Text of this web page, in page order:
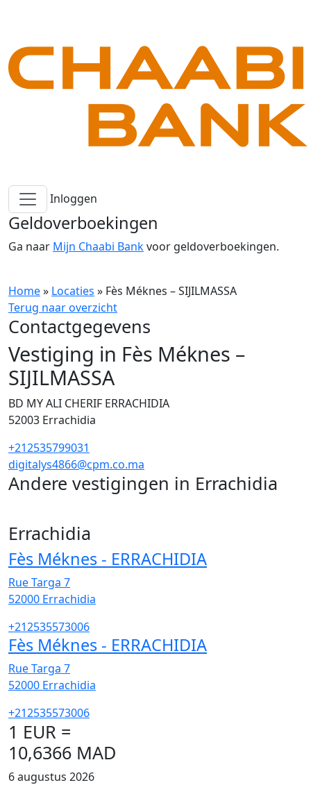
Inloggen
Geldoverboekingen
Ga naar Mijn Chaabi Bankvoor geldoverboekingen.
Home» Locaties » Fès Méknes – SIJILMASSA
Terug naar overzicht
Contactgegevens
Vestiging in Fès Méknes –
SIJILMASSA
BD MY ALI CHERIF ERRACHIDIA
52003 Errachidia
+212535799031
digitalys4866@cpm.co.ma
Andere vestigingen in Errachidia
Errachidia
Fès Méknes - ERRACHIDIA
Rue Targa 7
52000 Errachidia
+212535573006
Fès Méknes - ERRACHIDIA
Rue Targa 7
52000 Errachidia
+212535573006
1 EUR =
10,6366 MAD
6 augustus 2026